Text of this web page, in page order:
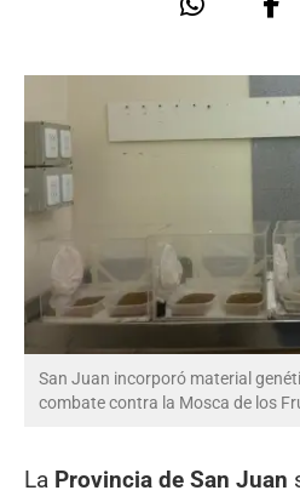
San Juan incorporó material
combate contra la Mosca de los
La Provincia de San Juan